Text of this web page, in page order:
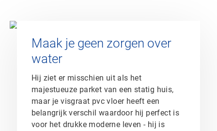
Maak je geen zorgen over
water
Hij ziet er misschien uit als het
majestueuze parket van een statig huis,
maar je visgraat pvc vloer heeft een
belangrijk verschil waardoor hij perfect is
voor het drukke moderne leven - hij is